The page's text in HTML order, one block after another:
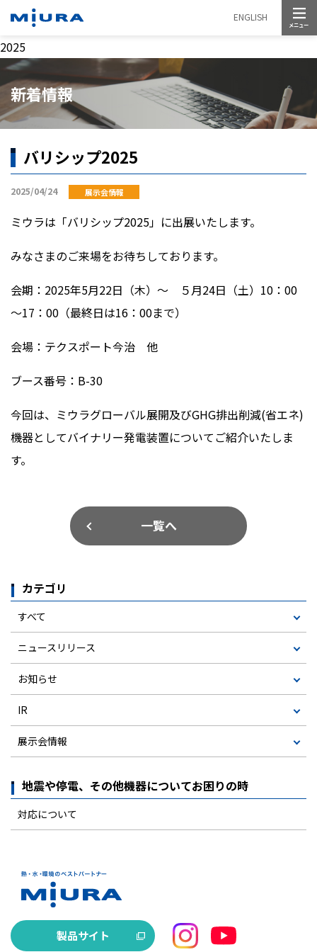
ENGLISH
2025
新着情報
バリシップ2025
2025/04/24 展示会情報
ミウラは「バリシップ2025」に出展いたします。
みなさまのご来場をお待ちしております。
会期： 2025年5月22日（木）～ ５月24日（土） 10 ： 00
～17 ： 00 （最終日は16 ： 00まで）
会場：テクスポート今治 他
ブース番号： B-30
今回は、ミウラグローバル展開及びGHG排出削減(省エネ)
機器としてバイナリー発電装置についてご紹介いたしま
す。
一覧へ
カテゴリ
すべて
ニュースリリース
お知らせ
IR
展示会情報
地震や停電、その他機器についてお困りの時
対応について
製品サイト